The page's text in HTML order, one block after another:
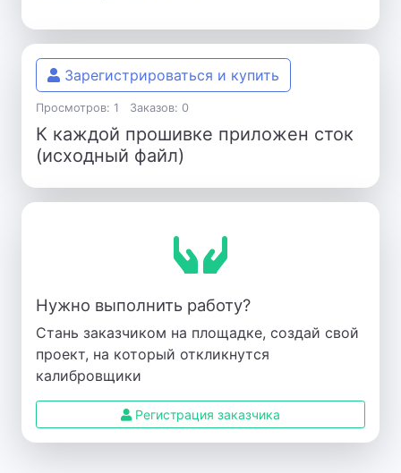
Зарегистрироваться и купить
Просмотров: 1 Заказов: 0
К каждой прошивке приложен сток
(исходный файл)
Нужно выполнить работу?
Стань заказчиком на площадке, создай свой
проект, на который откликнутся
калибровщики
Регистрация заказчика